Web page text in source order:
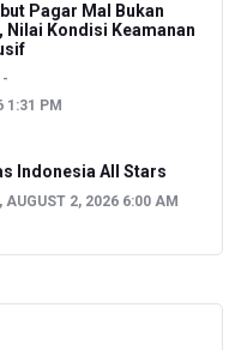
Pagar Mal Bukan
Nilai Kondisi Keamanan
1:31 PM
Indonesia All Stars
AUGUST 2, 2026 6:00 AM